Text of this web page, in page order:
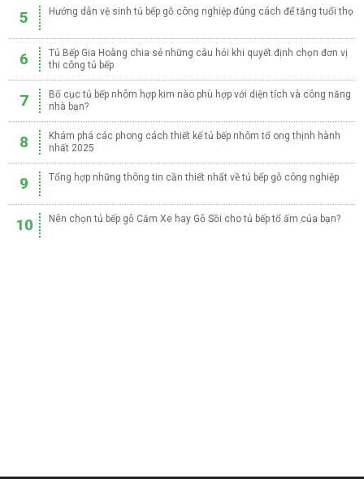
5 Hướng dẫn vệ sinh tủ bếp gỗ công nghiệp đúng cách để tăng tuổi thọ
6
Tủ Bếp Gia Hoàng chia sẻ những câu hỏi khi quyết định chọn đơn vị
thi công tủ bếp
7
Bố cục tủ bếp nhôm hợp kim nào phù hợp với diện tích và công năng
nhà bạn?
8
Khám phá các phong cách thiết kế tủ bếp nhôm tổ ong thịnh hành
nhất 2025
9 Tổng hợp những thông tin cần thiết nhất về tủ bếp gỗ công nghiệp
10 Nên chọn tủ bếp gỗ Căm Xe hay Gỗ Sồi cho tủ bếp tổ ấm của bạn?